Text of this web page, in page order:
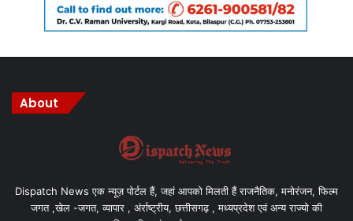
About
Dispatch News एक न्यूज़ पोर्टल हैं, जहां आपको मिलती हैं राजनैतिक, मनोरंजन, फिल्म
जगत ,खेल -जगत, व्यापार , अंर्राष्ट्रीय, छत्तीसगढ़ , मध्यप्रदेश एवं अन्य राज्यो की